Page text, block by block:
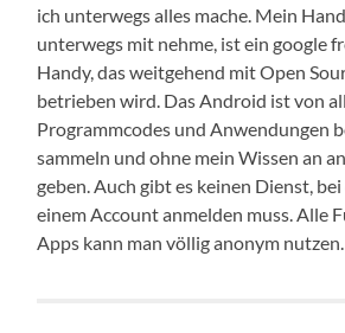
ich unterwegs alles mache. Mein
unterwegs mit nehme, ist ein google
Handy, das weitgehend mit Open
betrieben wird. Das Android ist von
Programmcodes und Anwendungen
sammeln und ohne mein Wissen an
geben. Auch gibt es keinen Dienst,
einem Account anmelden muss. Alle
Apps kann man völlig anonym nutzen.